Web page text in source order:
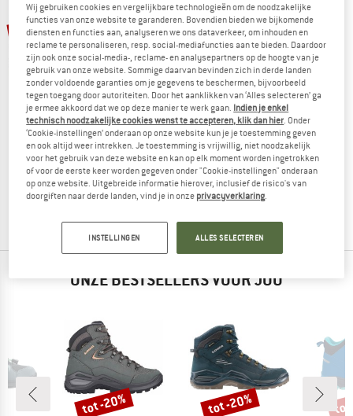
-29%
HANWAG
Women's Waxenstein Bio
Wandelschoenen
€ 269,95vanaf € 191,66
ONZE BESTSELLERS VOOR JOU
Korting
tot -20% Korting
tot -20% tot
Wij gebruiken cookies en vergelijkbare technologieën om de noodzakelijke
functies van onze website te garanderen. Bovendien bieden we bijkomende
diensten en functies aan, analyseren we ons dataverkeer, om inhouden en
reclame te personaliseren, resp. social-mediafuncties aan te bieden. Daardoor
zijn ook onze social-media-, reclame- en analysepartners op de hoogte van je
gebruik van onze website. Sommige daarvan bevinden zich in derde landen
zonder voldoende garanties om je gegevens te beschermen, bijvoorbeeld
tegen toegang door autoriteiten. Door het aanklikken van ‘Alles selecteren’ ga
je ermee akkoord dat we op deze manier te werk gaan. Indien je enkel
technisch noodzakelijke cookies wenst te accepteren, klik dan hier . Onder
‘Cookie-instellingen’ onderaan op onze website kun je je toestemming geven
en ook altijd weer intrekken. Je toestemming is vrijwillig, niet noodzakelijk
voor het gebruik van deze website en kan op elk moment worden ingetrokken
of voor de eerste keer worden gegeven onder "Cookie-instellingen" onderaan
op onze website. Uitgebreide informatie hierover, inclusief de risico's van
doorgiften naar derde landen, vind je in onze privacyverklaring
INSTELLINGEN ALLES SELECTEREN